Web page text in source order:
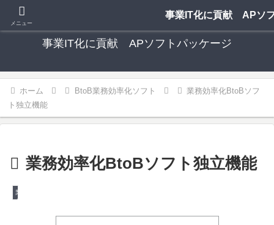
中小事業者向け 格安 手軽な多機能ソフトパッケージ
事業IT化に貢献 APソフトパッケージ
ホーム BtoB業務効率化ソフト
業務効率化BtoBソフ
ト独立機能
業務効率化BtoBソフト独立機能
業務効率化BtoBソフト独立機能
メニュー
事業IT化に貢献 APソ